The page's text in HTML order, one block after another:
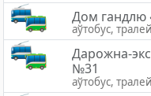
Дом гандлю
аўтобус,
Дарожна-
№31
аўтобус,